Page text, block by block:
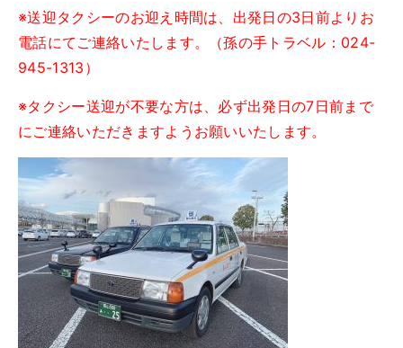
※送迎タクシーのお迎え時間は、出発日の3日前よりお
電話にてご連絡いたします。（孫の手トラベル：024-
945-1313）
※タクシー送迎が不要な方は、必ず出発日の7日前まで
にご連絡いただきますようお願いいたします。